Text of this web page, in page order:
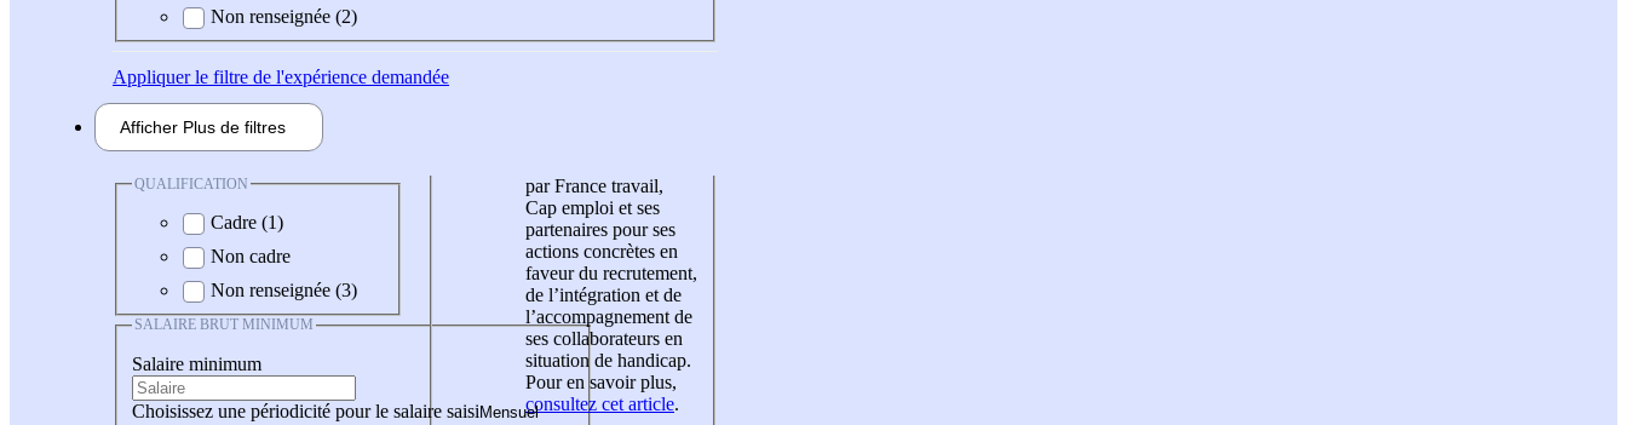
Non renseignée (2)
Appliquerle filtre de l'expérience demandée
Afficher Plus de filtres
QUALIFICATION
Cadre (1)
Non cadre
Non renseignée (3)
SALAIRE BRUT MINIMUM
Salaire minimum
Choisissez une périodicité pour le salaire saisi
par France travail,
Cap emploi et ses
partenaires pour ses
actions concrètes en
faveur du recrutement,
de l’intégration et de
l’accompagnement de
ses collaborateurs en
situation de handicap.
Pour en savoir plus,
consultez cet article.